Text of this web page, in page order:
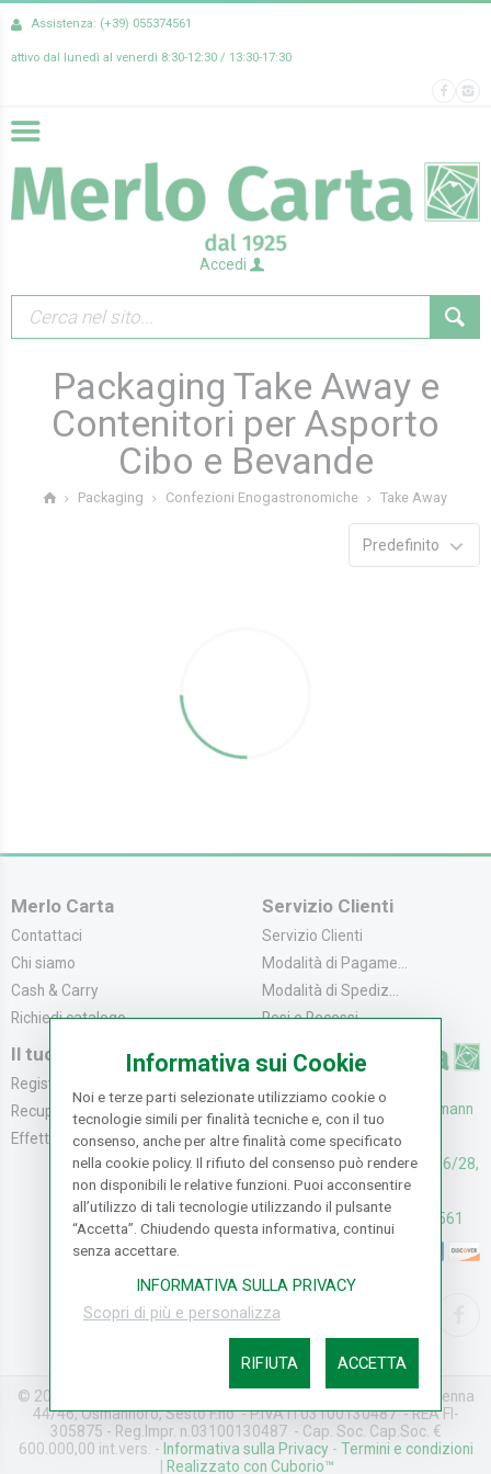
Assistenza: (+39) 055374561
attivo dal lunedì al venerdì 8:30-12:30 / 13:30-17:30
Accedi
Packaging Take Away e
Contenitori per Asporto
Cibo e Bevande
Packaging Confezioni Enogastronomiche Take Away
Predefinito
Merlo Carta
Contattaci
Chi siamo
Cash & Carry
Richiedi catalogo
Servizio Clienti
Servizio Clienti
Modalità di Pagame...
Modalità di Spediz...
Resi e Recessi
Il tuo Account
Registrati
Recupera la Passwo...
Effettua un Reso
UFFICI: V. Senna 44/46, Osmann
oro Sesto F.no (FI)
CASH & CARRY: V. Senna 26/28,
Osmannoro Sesto F.no (FI)
Assistenza: (+39) 055374561
© 2026 Nuova Merlo Carta S.p.A. - Tutti i diritti riservati - Via Senna
44/46, Osmannoro, Sesto F.no - P.IVA IT03100130487 - REA FI-
305875 - Reg.Impr. n.03100130487 - Cap. Soc. Cap.Soc. €
600.000,00 int.vers. - Informativa sulla Privacy- Termini e condizioni
Realizzato con Cuborio™
Informativa sui Cookie
Noi e terze parti selezionate utilizziamo cookie o
tecnologie simili per finalità tecniche e, con il tuo
consenso, anche per altre finalità come specificato
nella cookie policy. Il rifiuto del consenso può rendere
non disponibili le relative funzioni. Puoi acconsentire
all’utilizzo di tali tecnologie utilizzando il pulsante
“Accetta”. Chiudendo questa informativa, continui
senza accettare.
INFORMATIVA SULLA PRIVACY
Scopri di più e personalizza
RIFIUTA ACCETTA